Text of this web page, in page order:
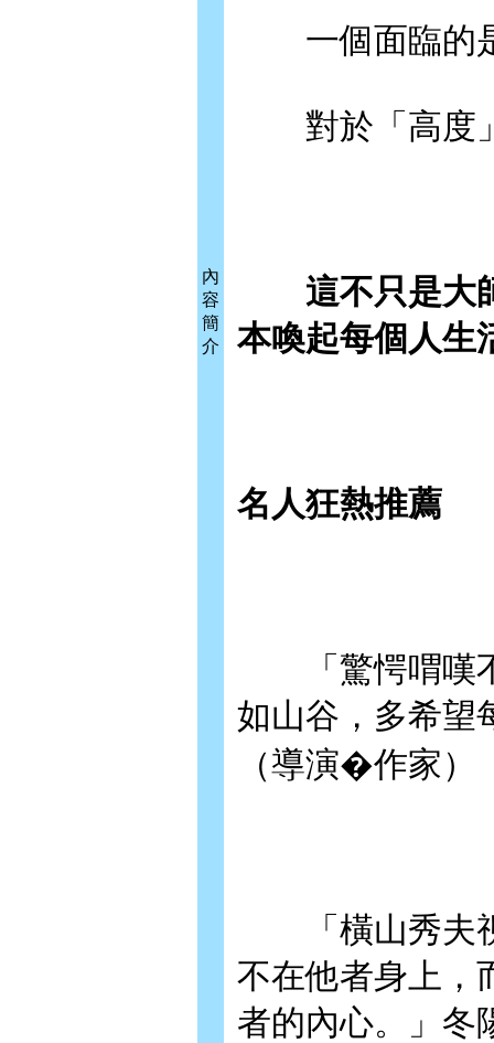
內
容
簡
介
一個面臨的是
對於「高度」
這不只是大師
本喚起每個人生
名人狂熱推薦
「驚愕喟嘆不
如山谷，多希望
（導演�作家）
「橫山秀夫視
不在他者身上，
者的內心。」冬